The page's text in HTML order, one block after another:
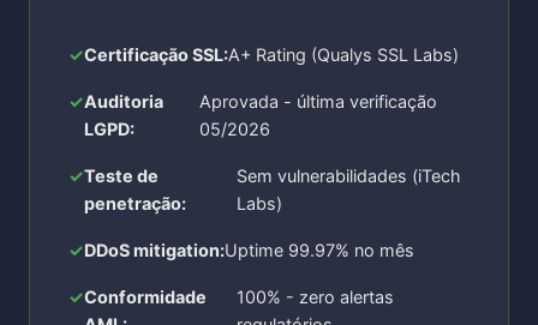
Certificação SSL:A+ Rating (Qualys SSL Labs)
Auditoria
LGPD:
Aprovada - última verificação
05/2026
Teste de
penetração:
Sem vulnerabilidades (iTech
Labs)
DDoS mitigation:Uptime 99.97% no mês
Conformidade
100% - zero alertas